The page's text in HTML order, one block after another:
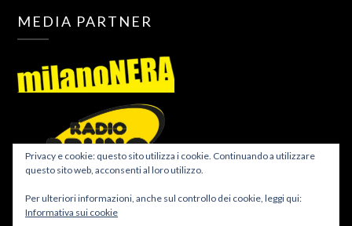
MEDIA PARTNER
Privacy e cookie: questo sito utilizza i cookie. Continuando a utilizzare
questo sito web, acconsenti al loro utilizzo.
Per ulteriori informazioni, anche sul controllo dei cookie, leggi qui:
Informativa sui cookie